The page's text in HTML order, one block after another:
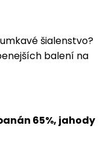
šialenstvo?
balení na
65%, jahody